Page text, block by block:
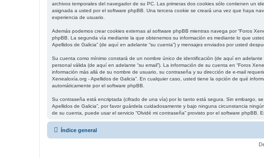
archivos temporales del navegador de su PC. Las primeras dos cookies sólo contienen un
asignada a usted por el software phpBB. Una tercera cookie se creará una vez que haya
experiencia de usuario.
Además podemos crear cookies externas al software phpBB mientras navega por “Foros
phpBB. La segunda vía mediante la que obtenemos su información es mediante lo que
Apellidos de Galicia” (de aquí en adelante “su cuenta”) y mensajes enviados por usted
Su cuenta como mínimo constará de un nombre único de identificación (de aquí en
personal válida (de aquí en adelante “su email”). La información de su cuenta en “Foros
información más allá de su nombre de usuario, su contraseña y su dirección de e-mail
Xenealoxía.org - Apellidos de Galicia”. En cualquier caso, usted tiene la opción de qué
automáticamente por el software phpBB.
Su contraseña está encriptada (cifrado de una vía) por lo tanto está segura. Sin embargo,
Apellidos de Galicia”, por favor guárdela cuidadosamente y bajo ninguna circunstancia
de su cuenta, puede usar el servicio “Olvidé mi contraseña” provisto por el software
Índice general